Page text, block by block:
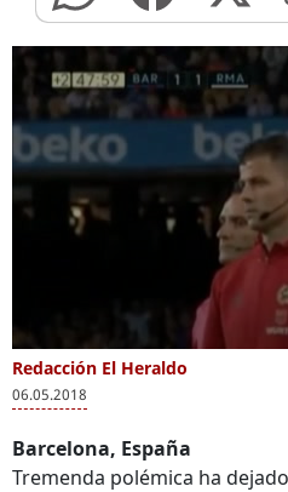
0
seconds
seconds
Redacción El Heraldo
06.05.2018
Barcelona, España
Tremenda polémica ha